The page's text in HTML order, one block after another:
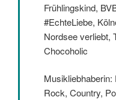
Frühlingskind,
#EchteLiebe,
Nordsee verliebt,
Chocoholic
Musikliebhaberin:
Rock, Country,